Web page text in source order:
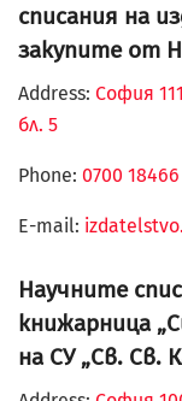
списания на
закупите от
Address: София
бл. 5
Phone: 0700 18466
Е-mail:
Научните
книжарница
на СУ „Св. Св.